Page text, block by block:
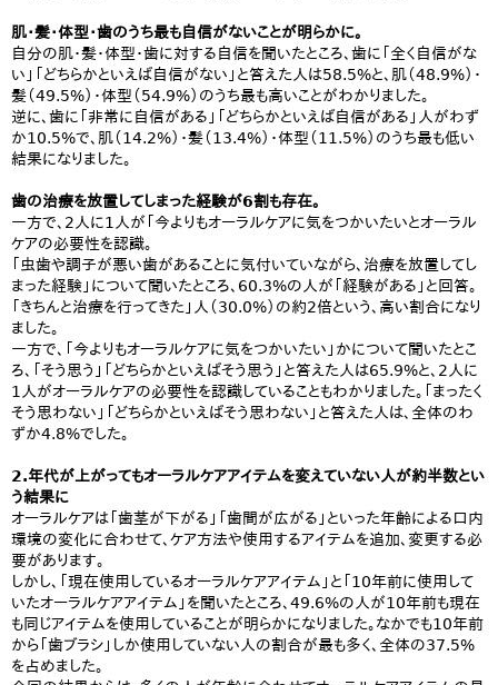
肌・髪・体型・歯のうち最も自信がないことが明らかに。
自分の肌・髪・体型・歯に対する自信を聞いたところ、歯に「全く自信がな
い」「どちらかといえば自信がない」と答えた人は58.5%と、肌（48.9%）・
髪（49.5%）・体型（54.9%）のうち最も高いことがわかりました。
逆に、歯に「非常に自信がある」「どちらかといえば自信がある」人がわず
か10.5%で、肌（14.2%）・髪（13.4%）・体型（11.5%）のうち最も低い
結果になりました。
歯の治療を放置してしまった経験が6割も存在。
一方で、2人に1人が「今よりもオーラルケアに気をつかいたいとオーラル
ケアの必要性を認識。
「虫歯や調子が悪い歯があることに気付いていながら、治療を放置してし
まった経験」について聞いたところ、60.3%の人が「経験がある」と回答。
「きちんと治療を行ってきた」人（30.0%）の約2倍という、高い割合になり
ました。
一方で、「今よりもオーラルケアに気をつかいたい」かについて聞いたとこ
ろ、「そう思う」「どちらかといえばそう思う」と答えた人は65.9%と、2人に
1人がオーラルケアの必要性を認識していることもわかりました。「まったく
そう思わない」「どちらかといえばそう思わない」と答えた人は、全体のわ
ずか4.8%でした。
2.年代が上がってもオーラルケアアイテムを変えていない人が約半数とい
う結果に
オーラルケアは「歯茎が下がる」「歯間が広がる」といった年齢による口内
環境の変化に合わせて、ケア方法や使用するアイテムを追加、変更する必
要があります。
しかし、「現在使用しているオーラルケアアイテム」と「10年前に使用して
いたオーラルケアアイテム」を聞いたところ、49.6%の人が10年前も現在
も同じアイテムを使用していることが明らかになりました。なかでも10年前
から「歯ブラシ」しか使用していない人の割合が最も多く、全体の37.5%
を占めました。